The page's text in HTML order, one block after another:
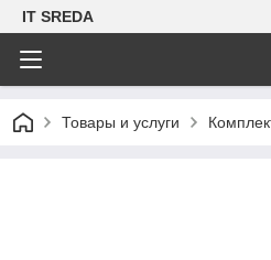
IT SREDA
Товары и услуги